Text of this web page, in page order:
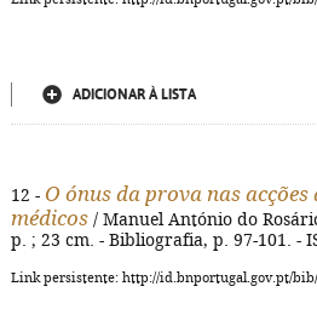
ADICIONAR À LISTA
12 - O ónus da prova nas
médicos / Manuel António do
p. ; 23 cm. - Bibliografia, p. 97-101. -
Link persistente: http://id.bnportugal.gov.pt/